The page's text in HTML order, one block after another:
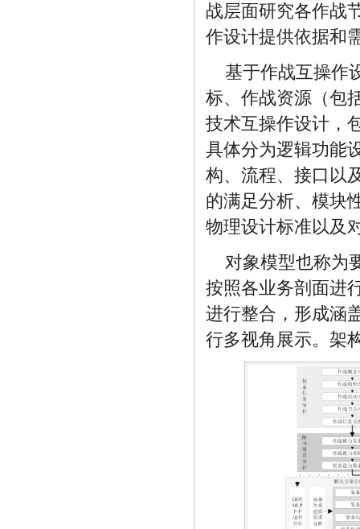
战层面研究各作战
作设计提供依据和
基于作战互操作
标、作战资源（包
技术互操作设计，
具体分为逻辑功能
构、流程、接口以
的满足分析、模块
物理设计标准以及
对象模型也称为
按照各业务剖面进
进行整合，形成涵
行多视角展示。架